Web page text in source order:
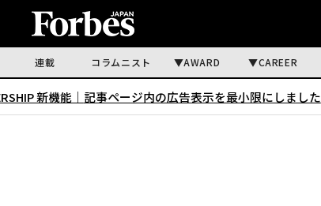
連載 コラムニスト AWARD CAREER
新機能｜ 記事ページ内の広告表示を最小限にしました